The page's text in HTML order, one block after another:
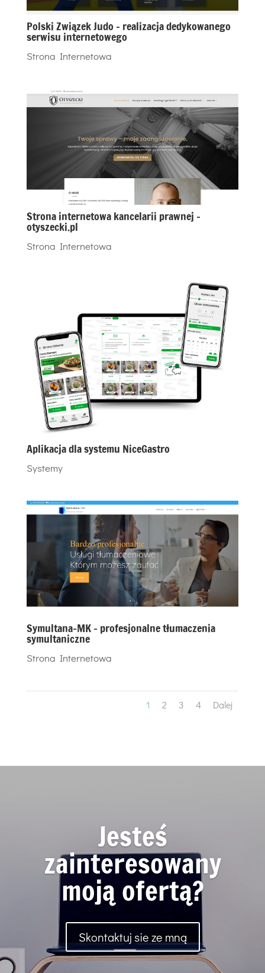
Polski Związek Judo – realizacja dedykowanego
serwisu internetowego
Strona Internetowa
Strona internetowa kancelarii prawnej –
otyszecki.pl
Strona Internetowa
Aplikacja dla systemu NiceGastro
Systemy
Symultana-MK – profesjonalne tłumaczenia
symultaniczne
Strona Internetowa
1 2 3 4 Dalej
Jesteś
zainteresowany
moją ofertą?
Skontaktuj sie ze mną